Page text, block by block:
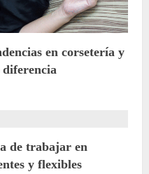
en corsetería y
de trabajar en
y flexibles